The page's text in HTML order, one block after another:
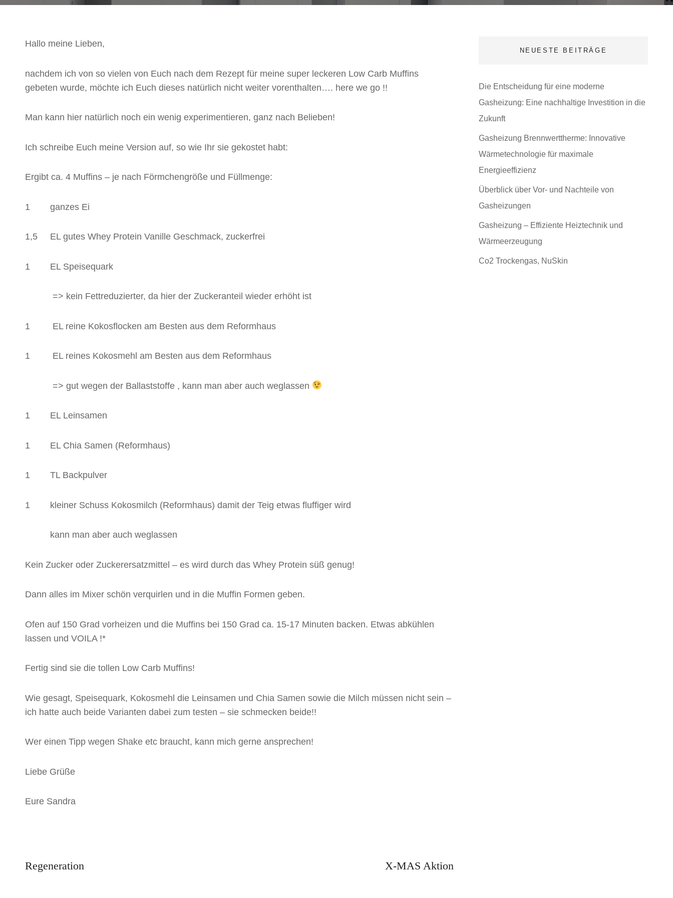
Hallo meine Lieben,
nachdem ich von so vielen von Euch nach dem Rezept für meine super leckeren Low Carb Muffins
gebeten wurde, möchte ich Euch dieses natürlich nicht weiter vorenthalten…. here we go !!
Man kann hier natürlich noch ein wenig experimentieren, ganz nach Belieben!
Ich schreibe Euch meine Version auf, so wie Ihr sie gekostet habt:
Ergibt ca. 4 Muffins – je nach Förmchengröße und Füllmenge:
1 ganzes Ei
1,5 EL gutes Whey Protein Vanille Geschmack, zuckerfrei
1 EL Speisequark
=> kein Fettreduzierter, da hier der Zuckeranteil wieder erhöht ist
1 EL reine Kokosflocken am Besten aus dem Reformhaus
1 EL reines Kokosmehl am Besten aus dem Reformhaus
=> gut wegen der Ballaststoffe , kann man aber auch weglassen
1 EL Leinsamen
1 EL Chia Samen (Reformhaus)
1 TL Backpulver
1 kleiner Schuss Kokosmilch (Reformhaus) damit der Teig etwas fluffiger wird
kann man aber auch weglassen
Kein Zucker oder Zuckerersatzmittel – es wird durch das Whey Protein süß genug!
Dann alles im Mixer schön verquirlen und in die Muffin Formen geben.
Ofen auf 150 Grad vorheizen und die Muffins bei 150 Grad ca. 15-17 Minuten backen. Etwas abkühlen
lassen und VOILA !*
Fertig sind sie die tollen Low Carb Muffins!
Wie gesagt, Speisequark, Kokosmehl die Leinsamen und Chia Samen sowie die Milch müssen nicht sein –
ich hatte auch beide Varianten dabei zum testen – sie schmecken beide!!
Wer einen Tipp wegen Shake etc braucht, kann mich gerne ansprechen!
Liebe Grüße
Eure Sandra
Beitrags-
Previous
Regeneration X-MAS Aktion
NEUESTE BEITRÄGE
Die Entscheidung für eine moderne
Gasheizung: Eine nachhaltige Investition in die
Zukunft
Gasheizung Brennwerttherme: Innovative
Wärmetechnologie für maximale
Energieeffizienz
Überblick über Vor- und Nachteile von
Gasheizungen
Gasheizung – Effiziente Heiztechnik und
Wärmeerzeugung
Co2 Trockengas, NuSkin